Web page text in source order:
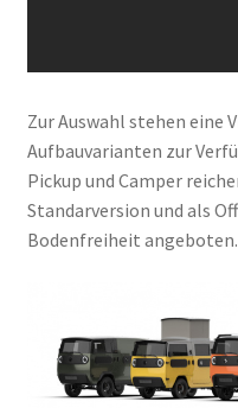
Zur Auswahl stehen eine
Aufbauvarianten zur
Pickup und Camper
Standarversion und als
Bodenfreiheit angeboten.